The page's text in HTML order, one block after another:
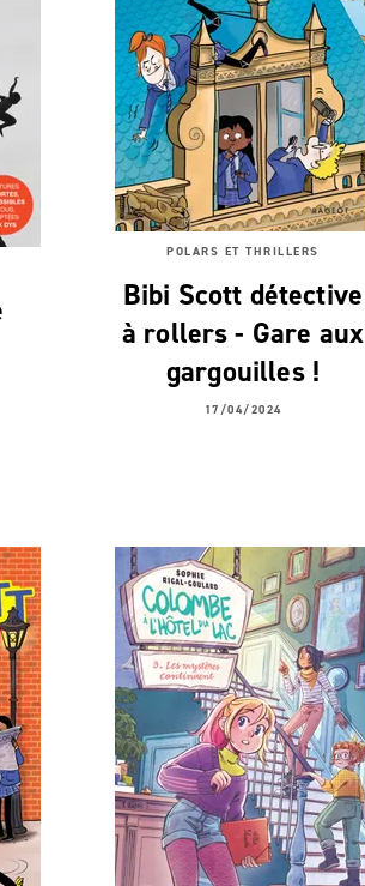
POLARS ET THRILLERS
Bibi Scott détective
à rollers - Gare aux
gargouilles !
17/04/2024